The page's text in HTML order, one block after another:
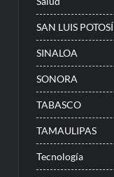
SAN LUIS POTOSÍ
SINALOA
SONORA
TABASCO
TAMAULIPAS
Tecnología